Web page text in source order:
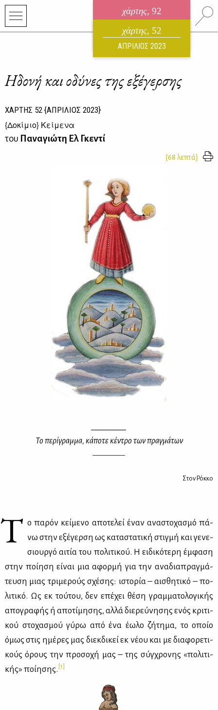
χάρτης, 92
ηλεκτρονικό περιοδικό
ΑΥΓΟΥΣΤΟΣ 2026
χάρτης, 52
ΑΠΡΙΛΙΟΣ 2023
Ηδονή και οδύνες της εξέγερσης
ΧΑΡΤΗΣ 52 {ΑΠΡΙΛΙΟΣ 2023}
{Δοκίμιο} Κείμενα
του Παναγιώτη Ελ Γκεντί
{68 λεπτά}
Το πε­ρί­γραμ­μα, κά­πο­τε κέ­ντρο των πραγ­μά­των
Στον Ρόκ­κο
Τ ο πα­ρόν κεί­με­νο απο­τε­λεί έναν ανα­στο­χα­σμό πά­
νω στην εξέ­γερ­ση ως κα­τα­στα­τι­κή στιγ­μή και γε­νε­
σιουρ­γό αι­τία του πο­λι­τι­κού. Η ει­δι­κό­τε­ρη έμ­φα­ση
στην ποί­η­ση εί­ναι μια αφορ­μή για την ανα­δια­πραγ­μά­
τευ­ση μιας τρι­με­ρούς σχέ­σης: ιστο­ρία – αι­σθη­τι­κό – πο­
λι­τι­κό. Ως εκ τού­του, δεν επέ­χει θέ­ση γραμ­μα­το­λο­γι­κής
απο­γρα­φής ή απο­τί­μη­σης, αλ­λά διε­ρεύ­νη­σης ενός κρι­τι­
κού στο­χα­σμού γύ­ρω από ένα έω­λο ζή­τη­μα, το οποίο
όμως στις ημέ­ρες μας διεκ­δι­κεί εκ νέ­ου και με δια­φο­ρε­τι­
κούς όρους την προ­σο­χή μας – της σύγ­χρο­νης «πο­λι­τι­
κής» ποί­η­σης. [1]